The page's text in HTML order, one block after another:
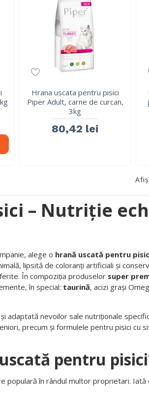
– Nutriție
alege o hrană uscată pentru
lipsită de coloranți artificiali și
În compoziția produselor super
în special: taurină, acizi grași
adaptată nevoilor sale nutriționale
precum și formulele pentru pisici cu
pentru
populară în rândul multor proprietari.
Hrana uscata pentru pisici
Piper Adult, carne de curcan,
3kg
80,42 lei